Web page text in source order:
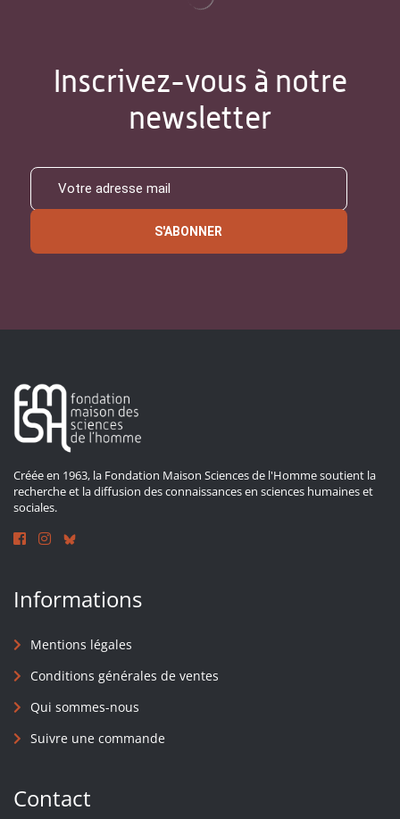
Inscrivez-vous à notre
newsletter
S'ABONNER
Créée en 1963, la Fondation Maison Sciences de l'Homme soutient la
recherche et la diffusion des connaissances en sciences humaines et
sociales.
Informations
Mentions légales
Conditions générales de ventes
Qui sommes-nous
Suivre une commande
Contact